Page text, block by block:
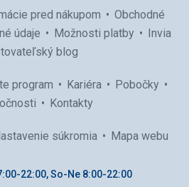
pred nákupom
Obchodné
údaje Možnosti platby
Invia
blog
program Kariéra
Pobočky
Kontakty
súkromia Mapa webu
22:00, So-Ne 8:00-22:00